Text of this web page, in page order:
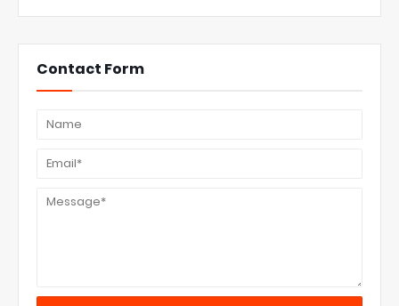
Contact Form